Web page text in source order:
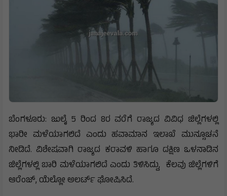
ಬೆಂಗಳೂರು: ಜುಲೈ 5 ರಿಂದ 8ರ ವರೆಗೆ ರಾಜ್ಯದ ವಿವಿಧ ಜಿಲ್ಲೆಗಳಲ್ಲಿ
ಭಾರೀ ಮಳೆಯಾಗಲಿದೆ ಎಂದು ಹವಾಮಾನ ಇಲಾಖೆ ಮುನ್ಸೂಚನೆ
ನೀಡಿದೆ. ವಿಶೇಷವಾಗಿ ರಾಜ್ಯದ ಕರಾವಳಿ ಹಾಗೂ ದಕ್ಷಿಣ ಒಳನಾಡಿನ
ಜಿಲ್ಲೆಗಳಲ್ಲಿ ಬಾರಿ ಮಳೆಯಾಗಲಿದೆ ಎಂದು ತಿಳಿಸಿದ್ದು, ಕೆಲವು ಜಿಲ್ಲೆಗಳಿಗೆ
ಆರೆಂಜ್‌, ಯೆಲ್ಲೋ ಅಲರ್ಟ್ ಘೋಷಿಸಿದೆ.